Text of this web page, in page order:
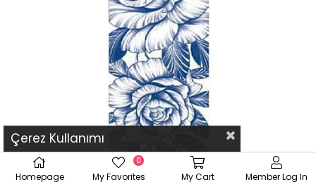
Çerez Kullanımı
Homepage My Favorites
0
My Cart Member Log In